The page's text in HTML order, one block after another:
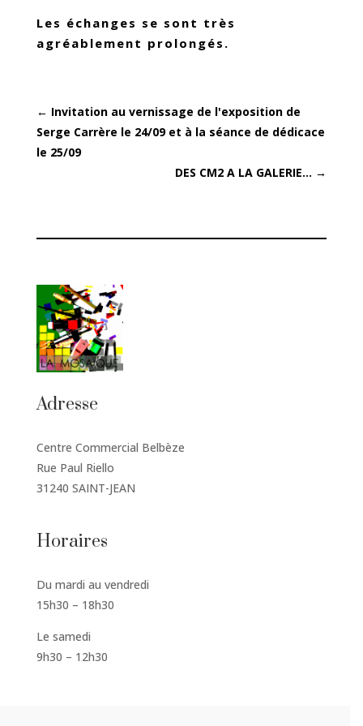
Les échanges se sont très
agréablement prolongés.
← Invitation au vernissage de l'exposition de
Serge Carrère le 24/09 et à la séance de dédicace
le 25/09
DES CM2 A LA GALERIE... →
Adresse
Centre Commercial Belbèze
Rue Paul Riello
31240 SAINT-JEAN
Horaires
Du mardi au vendredi
15h30 – 18h30
Le samedi
9h30 – 12h30